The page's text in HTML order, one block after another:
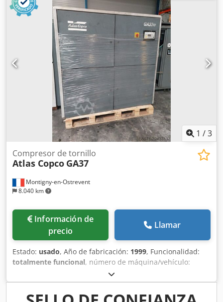
1 /3
Montigny-en-Ostrevent
8.040 km
Compresor de tornillo
Atlas Copco GA37
Información de
precio
Llamar
Estado: usado, Año de fabricación: 1999, Funcionalidad:
totalmente funcional, número de máquina/vehículo:
37 kW (50,31 CV)
funcionamiento:7 bar, Equipamiento:compresor, placa
de características disponible, sistema de aire